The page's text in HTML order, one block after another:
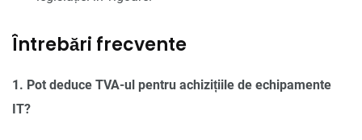
Întrebări frecvente
1. Pot deduce TVA-ul pentru achizițiile de echipamente
IT?